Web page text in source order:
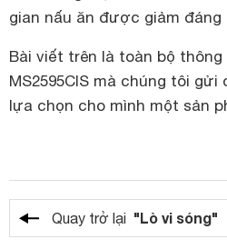
gian nấu ăn được giảm
Bài viết trên là toàn bộ
MS2595CIS mà chúng tôi
lựa chọn cho mình một sản
Quay trở lại "Lò vi sóng"